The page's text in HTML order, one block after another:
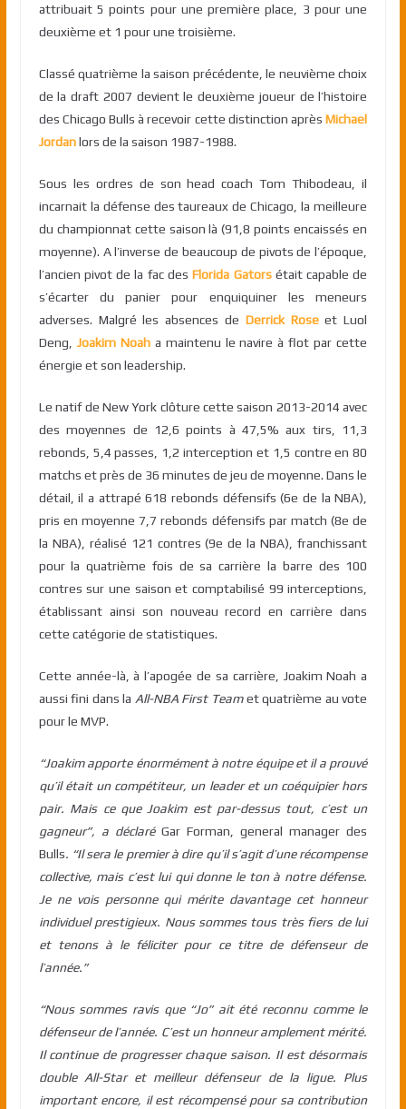
attribuait 5 points pour une première place, 3 pour une
deuxième et 1 pour une troisième.
Classé quatrième la saison précédente, le neuvième choix
de la draft 2007 devient le deuxième joueur de l’histoire
des Chicago Bulls à recevoir cette distinction aprèsMichael
Jordanlors de la saison 1987-1988.
Sous les ordres de son head coach Tom Thibodeau, il
incarnait la défense des taureaux de Chicago, la meilleure
du championnat cette saison là (91,8 points encaissés en
moyenne). A l’inverse de beaucoup de pivots de l’époque,
l’ancien pivot de la fac desFlorida Gatorsétait capable de
s’écarter du panier pour enquiquiner les meneurs
adverses. Malgré les absences de Derrick Rose et Luol
Deng, Joakim Noaha maintenu le navire à flot par cette
énergie et son leadership.
Le natif de New York clôture cette saison 2013-2014 avec
des moyennes de 12,6 points à 47,5% aux tirs, 11,3
rebonds, 5,4 passes, 1,2 interception et 1,5 contre en 80
matchs et près de 36 minutes de jeu de moyenne. Dans le
détail, il a attrapé 618 rebonds défensifs (6e de la NBA),
pris en moyenne 7,7 rebonds défensifs par match (8e de
la NBA), réalisé 121 contres (9e de la NBA), franchissant
pour la quatrième fois de sa carrière la barre des 100
contres sur une saison et comptabilisé 99 interceptions,
établissant ainsi son nouveau record en carrière dans
cette catégorie de statistiques.
Cette année-là, à l’apogée de sa carrière, Joakim Noah a
aussi fini dans la All-NBA First Teamet quatrième au vote
pour le MVP.
“Joakim apporte énormément à notre équipe et il a prouvé
qu’il était un compétiteur, un leader et un coéquipier hors
pair. Mais ce que Joakim est par-dessus tout, c’est un
gagneur”, a déclaré Gar Forman, general manager des
Bulls. “Il sera le premier à dire qu’il s’agit d’une récompense
collective, mais c’est lui qui donne le ton à notre défense.
Je ne vois personne qui mérite davantage cet honneur
individuel prestigieux. Nous sommes tous très fiers de lui
et tenons à le féliciter pour ce titre de défenseur de
l’année.”
“Nous sommes ravis que “Jo” ait été reconnu comme le
défenseur de l’année. C’est un honneur amplement mérité.
Il continue de progresser chaque saison. Il est désormais
double All-Star et meilleur défenseur de la ligue. Plus
important encore, il est récompensé pour sa contribution